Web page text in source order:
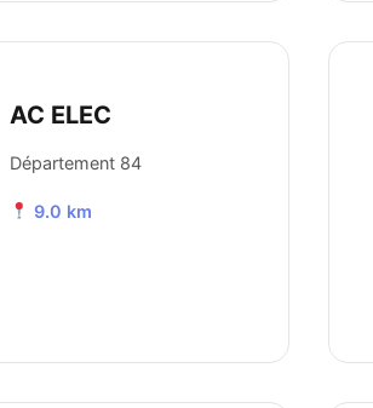
AC ELEC
Département 84
9.0 km